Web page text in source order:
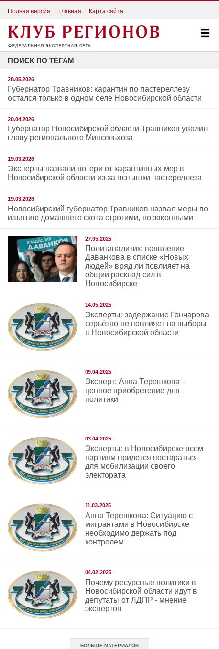
Полная версия Главная Карта сайта
ПОИСК ПО ТЕГАМ
28.05.2026
Губернатор Травников: карантин по пастереллезу
остался только в одном селе Новосибирской области
20.04.2026
Губернатор Новосибирской области Травников уволил
главу регионального Минсельхоза
19.03.2026
Эксперты назвали потери от карантинных мер в
Новосибирской области из-за вспышки пастереллеза
19.03.2026
Новосибирский губернатор Травников назвал меры по
изъятию домашнего скота строгими, но законными
27.05.2025
Политаналитик: появление
Даванкова в списке «Новых
людей» вряд ли повлияет на
общий расклад сил в
Новосибирске
14.05.2025
Эксперты: задержание Гончарова
серьёзно не повлияет на выборы
в Новосибирской области
09.04.2025
Эксперт: Анна Терешкова –
ценное приобретение для
политики
03.04.2025
Эксперты: в Новосибирске всем
партиям придется постараться
для мобилизации своего
электората
11.03.2025
Анна Терешкова: Ситуацию с
мигрантами в Новосибирске
необходимо держать под
контролем
04.02.2025
Почему ресурсные политики в
Новосибирской области идут в
депутаты от ЛДПР - мнение
экспертов
БОЛЬШЕ МАТЕРИАЛОВ